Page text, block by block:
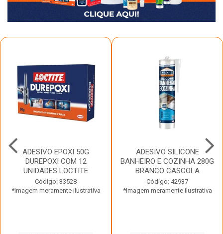
ADESIVO EPOXI 50G
DUREPOXI COM 12
UNIDADES LOCTITE
Código: 33528
*Imagem meramente ilustrativa
ADESIVO SILICONE
BANHEIRO E COZINHA 280G
BRANCO CASCOLA
Código: 42937
*Imagem meramente ilustrativa